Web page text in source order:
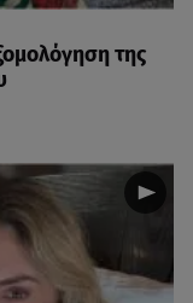
της